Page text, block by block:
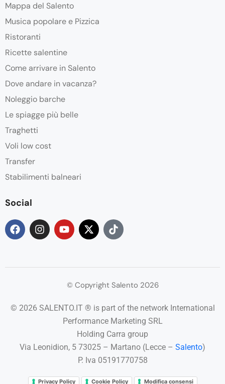
Mappa del Salento
Musica popolare e Pizzica
Ristoranti
Ricette salentine
Come arrivare in Salento
Dove andare in vacanza?
Noleggio barche
Le spiagge più belle
Traghetti
Voli low cost
Transfer
Stabilimenti balneari
Social
© Copyright Salento 2026
© 2026 SALENTO.IT ® is part of the network International
Performance Marketing SRL
Holding Carra group
Via Leonidion, 5 73025 – Martano (Lecce – Salento)
P. Iva 05191770758
Privacy Policy Cookie Policy Modifica consensi